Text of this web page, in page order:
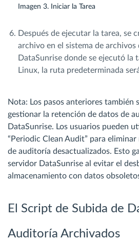
Imagen 3. Iniciar la Tarea
Después de ejecutar la tarea, se
archivo en el sistema de archivos
DataSunrise donde se ejecutó la
Linux, la ruta predeterminada
Nota: Los pasos anteriores también
gestionar la retención de datos de
DataSunrise. Los usuarios pueden
“Periodic Clean Audit” para
de auditoría desactualizados. Esto
servidor DataSunrise al evitar el
almacenamiento con datos
El Script de Subida de
Auditoría Archivados